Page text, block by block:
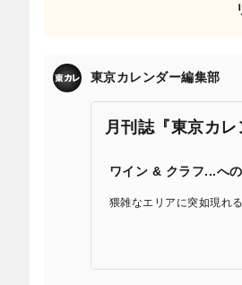
東京カレンダー編集部
月刊誌『東京カ
ワイン & クラフ...へ
猥雑なエリアに突如現れ